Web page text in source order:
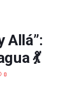
Allá”:
💃
0